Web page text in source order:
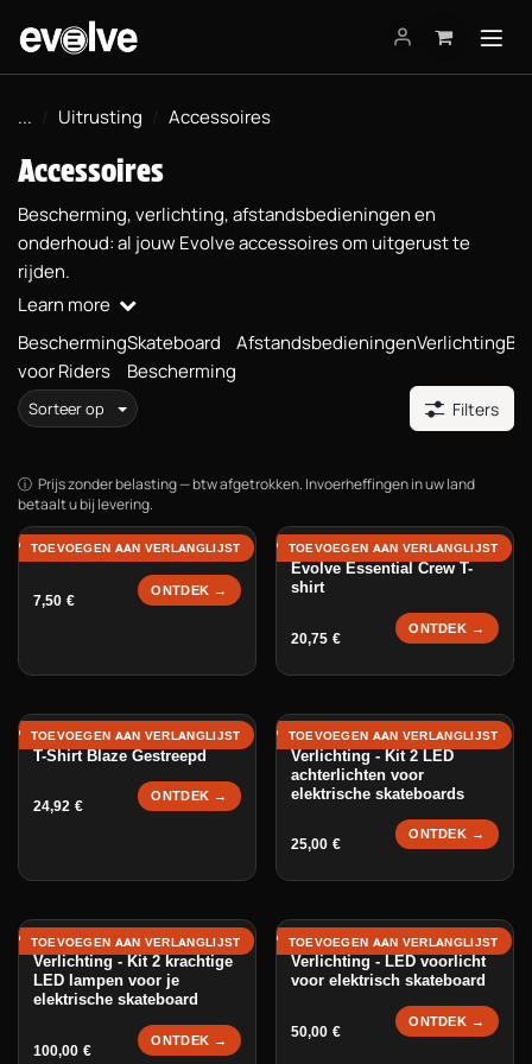
... Uitrusting Accessoires
Accessoires
Bescherming, verlichting, afstandsbedieningen en
onderhoud: al jouw Evolve accessoires om uitgerust te
rijden.
Learn more
Bescherming
voor Riders
Skateboard
Bescherming
AfstandsbedieningenVerlichting
Sorteer op Filters
Prijs zonder belasting — btw afgetrokken. Invoerheffingen in uw land
betaalt u bij levering.
Evolve Skate Tool
7,50 €
ONTDEK →
TOEVOEGEN AAN VERLANGLIJST
Evolve Essential Crew T-
shirt
20,75€
ONTDEK →
TOEVOEGEN AAN VERLANGLIJST
T-Shirt Blaze Gestreepd
24,92 €
ONTDEK →
TOEVOEGEN AAN VERLANGLIJST
EVO-100 Rear Dual
Verlichting - Kit 2 LED
achterlichten voor
elektrische skateboards
25,00€
ONTDEK →
TOEVOEGEN AAN VERLANGLIJST
EVO-850 Front Dual
Verlichting - Kit 2 krachtige
LED lampen voor je
elektrische skateboard
100,00 €
ONTDEK →
TOEVOEGEN AAN VERLANGLIJST
EVO-850 Front Single
Verlichting - LED voorlicht
voor elektrisch skateboard
50,00€
ONTDEK →
TOEVOEGEN AAN VERLANGLIJST